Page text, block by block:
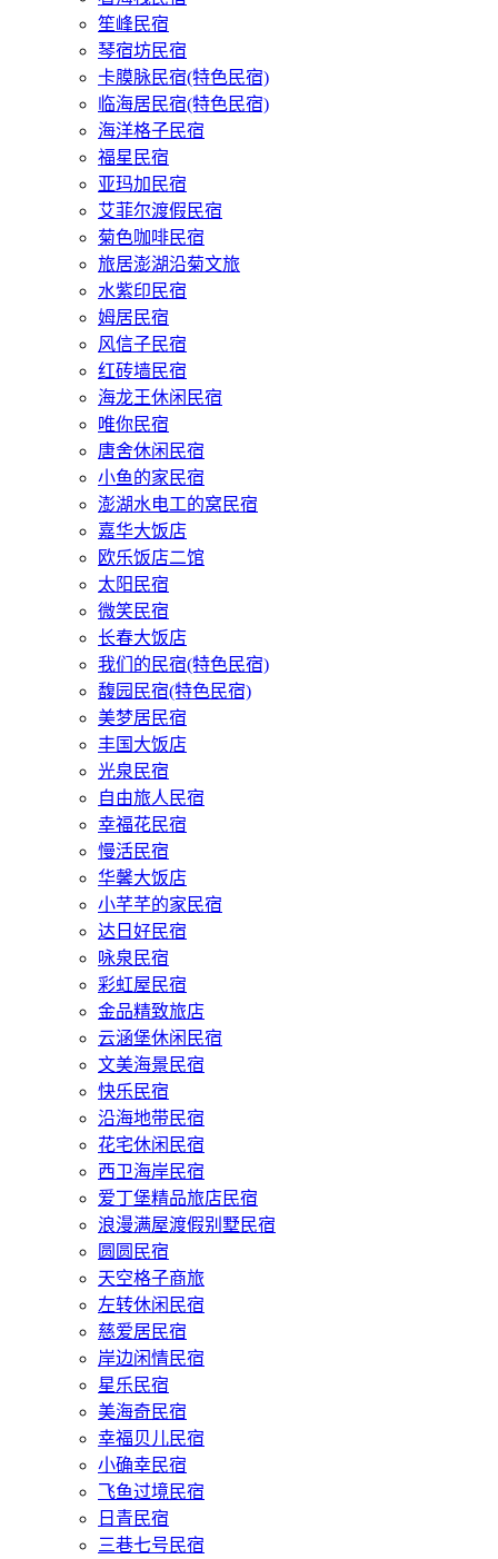
笙峰民宿
琴宿坊民宿
卡膜脉民宿(特色民宿)
临海居民宿(特色民宿)
海洋格子民宿
福星民宿
亚玛加民宿
艾菲尔渡假民宿
菊色咖啡民宿
旅居澎湖沿菊文旅
水紫印民宿
姆居民宿
风信子民宿
红砖墙民宿
海龙王休闲民宿
唯你民宿
唐舍休闲民宿
小鱼的家民宿
澎湖水电工的窝民宿
嘉华大饭店
欧乐饭店二馆
太阳民宿
微笑民宿
长春大饭店
我们的民宿(特色民宿)
馥园民宿(特色民宿)
美梦居民宿
丰国大饭店
光泉民宿
自由旅人民宿
幸福花民宿
慢活民宿
华馨大饭店
小芊芊的家民宿
达日好民宿
咏泉民宿
彩虹屋民宿
金品精致旅店
云涵堡休闲民宿
文美海景民宿
快乐民宿
沿海地带民宿
花宅休闲民宿
西卫海岸民宿
爱丁堡精品旅店民宿
浪漫满屋渡假别墅民宿
圆圆民宿
天空格子商旅
左转休闲民宿
慈爱居民宿
岸边闲情民宿
星乐民宿
美海奇民宿
幸福贝儿民宿
小确幸民宿
飞鱼过境民宿
日青民宿
三巷七号民宿